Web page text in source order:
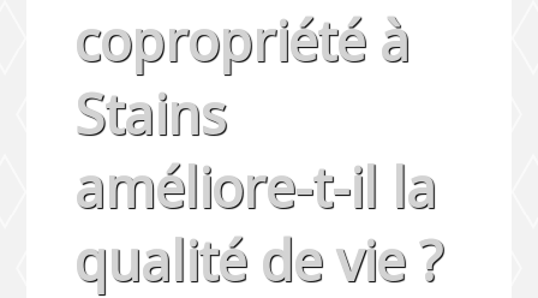
copropriété à
Stains
améliore-t-il la
qualité de vie ?